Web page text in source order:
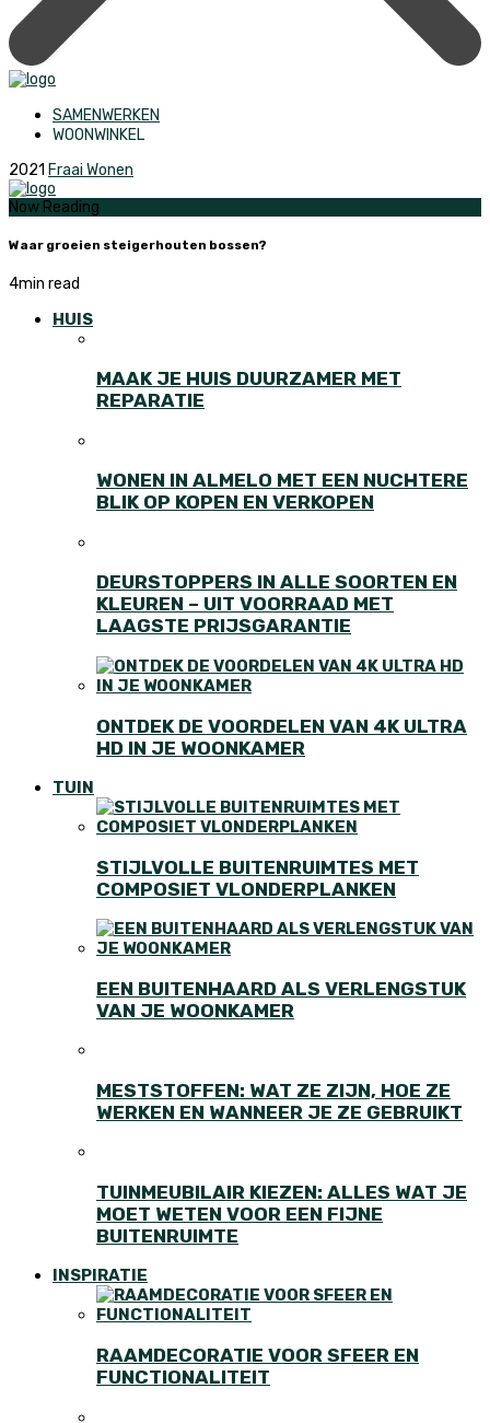
SAMENWERKEN
WOONWINKEL
2021 Fraai Wonen
Now Reading
Waar groeien steigerhouten bossen?
4min read
HUIS
MAAK JE HUIS DUURZAMER MET
REPARATIE
WONEN IN ALMELO MET EEN NUCHTERE
BLIK OP KOPEN EN VERKOPEN
DEURSTOPPERS IN ALLE SOORTEN EN
KLEUREN – UIT VOORRAAD MET
LAAGSTE PRIJSGARANTIE
ONTDEK DE VOORDELEN VAN 4K ULTRA
HD IN JE WOONKAMER
TUIN
STIJLVOLLE BUITENRUIMTES MET
COMPOSIET VLONDERPLANKEN
EEN BUITENHAARD ALS VERLENGSTUK
VAN JE WOONKAMER
MESTSTOFFEN: WAT ZE ZIJN, HOE ZE
WERKEN EN WANNEER JE ZE GEBRUIKT
TUINMEUBILAIR KIEZEN: ALLES WAT JE
MOET WETEN VOOR EEN FIJNE
BUITENRUIMTE
INSPIRATIE
RAAMDECORATIE VOOR SFEER EN
FUNCTIONALITEIT